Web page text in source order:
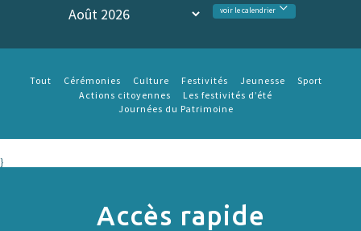
voir le calendrier
Tout Cérémonies Culture Festivités Jeunesse
Sport
Actions citoyennes
Les festivités d’été
Journées du Patrimoine
}
Accès rapide